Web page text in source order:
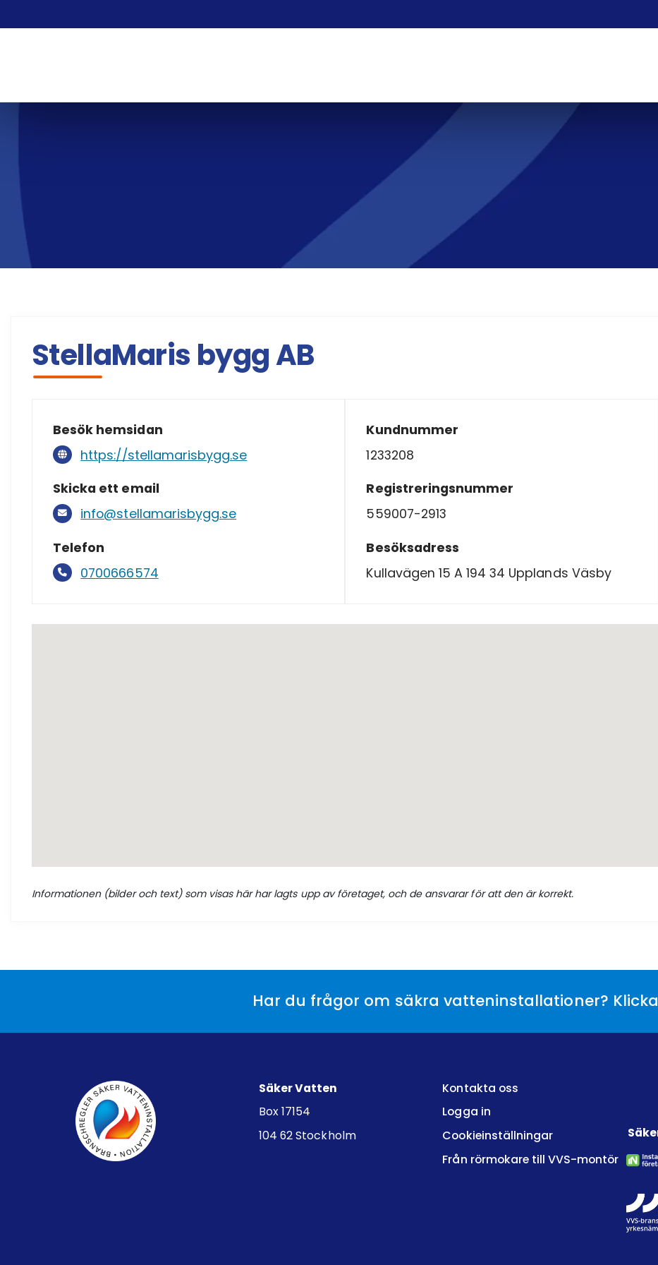
StellaMaris bygg AB
Besök hemsidan
https://stellamarisbygg.se
Skicka ett email
info@stellamarisbygg.se
Telefon
0700666574
Kundnummer
1233208
Registreringsnummer
559007-2913
Besöksadress
Kullavägen 15 A 194 34 Upplands Väsby
Informationen (bilder och text) som visas här har lagts upp av företaget, och de ansvarar för att den är korrekt.
Har du frågor om säkra vatteninstallationer?
Säker Vatten
Box 17154
104 62 Stockholm
Kontakta oss
Logga in
Cookieinställningar
Från rörmokare till VVS-montör